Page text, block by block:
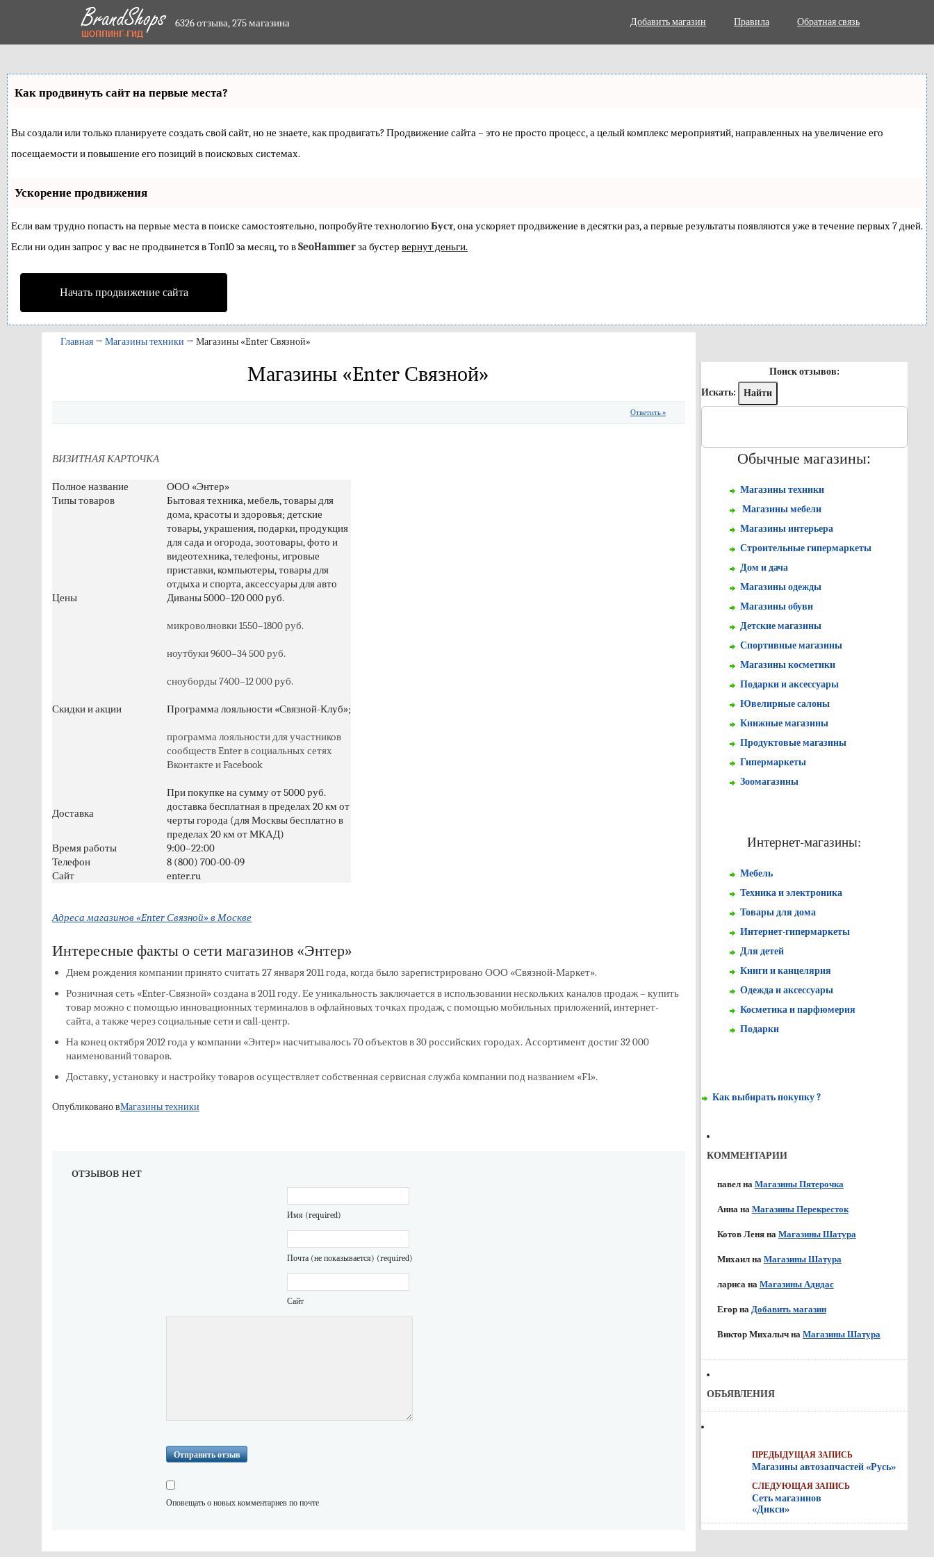
6326 отзыва,275 магазина Добавить магазин Правила Обратная связь
Как продвинуть сайт на первые места?
Вы создали или только планируете создать свой сайт, но не знаете, как продвигать? Продвижение сайта – это не просто процесс, а целый комплекс мероприятий, направленных на увеличение его
посещаемости и повышение его позиций в поисковых системах.
Ускорение продвижения
Если вам трудно попасть на первые места в поиске самостоятельно, попробуйте технологиюБуст, она ускоряет продвижение в десятки раз, а первые результаты появляются уже в течение первых 7 дней.
Если ни один запрос у вас не продвинется в Топ10 за месяц, то вSeoHammerза бустер вернут деньги.
Начать продвижение сайта
Главная → Магазины техники → Магазины «Enter Связной»
Магазины «Enter Связной»
Ответить »
ВИЗИТНАЯ КАРТОЧКА
Полное название
ООО «Энтер»
Типы товаров
Бытовая техника, мебель, товары для
дома, красоты и здоровья; детские
товары, украшения, подарки, продукция
для сада и огорода, зоотовары, фото и
видеотехника, телефоны, игровые
приставки, компьютеры, товары для
отдыха и спорта, аксессуары для авто
Цены
Диваны 5000–120 000 руб.
микроволновки 1550–1800 руб.
ноутбуки 9600–34 500 руб.
сноуборды 7400–12 000 руб.
Скидки и акции Программа лояльности «Связной-Клуб»;
программа лояльности для участников
сообществ Enter в социальных сетях
Вконтакте и Facebook
Доставка
При покупке на сумму от 5000 руб.
доставка бесплатная в пределах 20 км от
черты города (для Москвы бесплатно в
пределах 20 км от МКАД)
Время работы
9:00–22:00
Телефон
8 (800) 700-00-09
Сайт
enter.ru
Адреса магазинов «Enter Связной» в Москве
Интересные факты о сети магазинов «Энтер»
Днем рождения компании принято считать 27 января 2011 года, когда было зарегистрировано ООО «Связной-Маркет».
Розничная сеть «Enter-Связной» создана в 2011 году. Ее уникальность заключается в использовании нескольких каналов продаж – купить
товар можно с помощью инновационных терминалов в офлайновых точках продаж, с помощью мобильных приложений, интернет-
сайта, а также через социальные сети и call-центр.
На конец октября 2012 года у компании «Энтер» насчитывалось 70 объектов в 30 российских городах. Ассортимент достиг 32 000
наименований товаров.
Доставку, установку и настройку товаров осуществляет собственная сервисная служба компании под названием «F1».
Опубликовано вМагазины техники
отзывов нет
Имя (required)
Почта (не показывается) (required)
Сайт
Оповещать о новых комментариев по почте
Поиск отзывов:
Искать:
Обычные магазины:
Магазины техники
Магазины мебели
Магазины интерьера
Строительные гипермаркеты
Дом и дача
Магазины одежды
Магазины обуви
Детские магазины
Спортивные магазины
Магазины косметики
Подарки и аксессуары
Ювелирные салоны
Книжные магазины
Продуктовые магазины
Гипермаркеты
Зоомагазины
Интернет-магазины:
Мебель
Техника и электроника
Товары для дома
Интернет-гипермаркеты
Для детей
Книги и канцелярия
Одежда и аксессуары
Косметика и парфюмерия
Подарки
Как выбирать покупку ?
КОММЕНТАРИИ
павелна Магазины Пятерочка
Аннана Магазины Перекресток
Котов Леняна Магазины Шатура
Михаилна Магазины Шатура
ларисана Магазины Адидас
Егорна Добавить магазин
Виктор Михалычна Магазины Шатура
ОБЪЯВЛЕНИЯ
ПРЕДЫДУЩАЯ ЗАПИСЬ
Магазины автозапчастей «Русь»
СЛЕДУЮЩАЯ ЗАПИСЬ
Сеть магазинов
«Дикси»